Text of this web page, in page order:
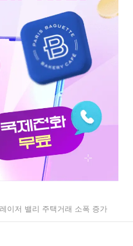
이저 밸리 주택거래 소폭 증가